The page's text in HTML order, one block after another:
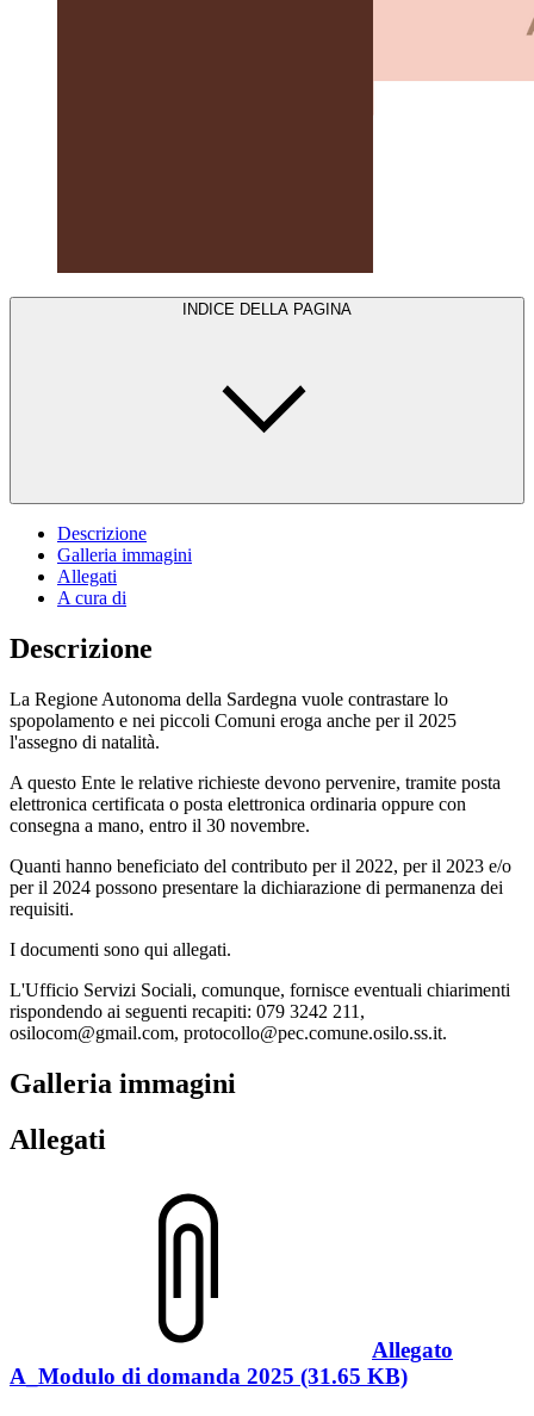
INDICE DELLA PAGINA
Descrizione
Galleria immagini
Allegati
A cura di
Descrizione
La Regione Autonoma della Sardegna vuole contrastare lo
spopolamento e nei piccoli Comuni eroga anche per il 2025
l'assegno di natalità.
A questo Ente le relative richieste devono pervenire, tramite posta
elettronica certificata o posta elettronica ordinaria oppure con
consegna a mano, entro il 30 novembre.
Quanti hanno beneficiato del contributo per il 2022, per il 2023 e/o
per il 2024 possono presentare la dichiarazione di permanenza dei
requisiti.
I documenti sono qui allegati.
L'Ufficio Servizi Sociali, comunque, fornisce eventuali chiarimenti
rispondendo ai seguenti recapiti: 079 3242 211,
osilocom@gmail.com, protocollo@pec.comune.osilo.ss.it.
Galleria immagini
Allegati
Allegato
A_Modulo di domanda 2025 (31.65 KB)